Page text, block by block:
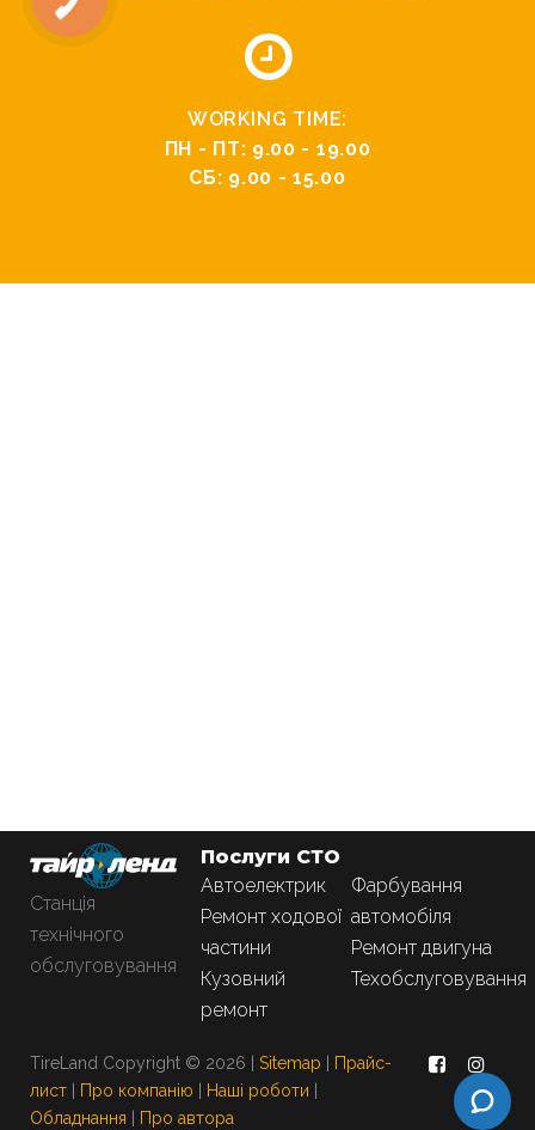
WORKING TIME:
ПН - ПТ: 9.00 - 19.00
СБ: 9.00 - 15.00
Станція
технічного
обслуговування
Послуги СТО
Автоелектрик
Ремонт ходової
частини
Кузовний
ремонт
Фарбування
автомобіля
Ремонт двигуна
Техобслуговування
TireLand Copyright © 2026 | Sitemap
Прайс-
лист
Про компанію Наші роботи
Обладнання
Про автора